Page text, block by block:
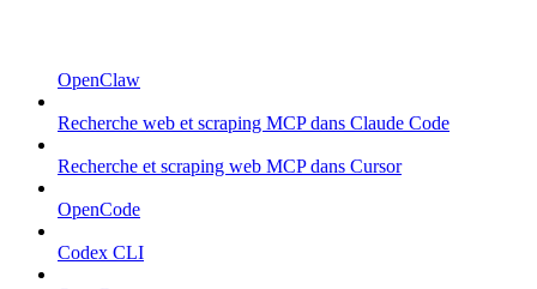
OpenClaw
Recherche web et scraping MCP dans Claude Code
Recherche et scraping web MCP dans Cursor
OpenCode
Codex CLI